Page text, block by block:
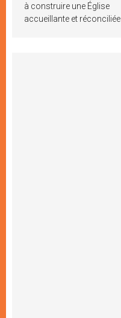
à construire une Église
accueillante et réconciliée